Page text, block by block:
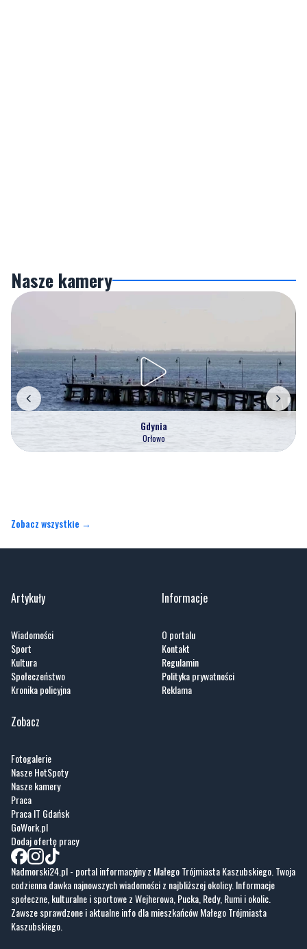
Nasze kamery
Gdynia
Orłowo
Zobacz wszystkie →
Artykuły
Wiadomości
Sport
Kultura
Społeczeństwo
Kronika policyjna
Informacje
O portalu
Kontakt
Regulamin
Polityka prywatności
Reklama
Zobacz
Fotogalerie
Nasze HotSpoty
Nasze kamery
Praca
Praca IT Gdańsk
GoWork.pl
Dodaj ofertę pracy
Nadmorski24.pl - portal informacyjny z Małego Trójmiasta Kaszubskiego. Twoja
codzienna dawka najnowszych wiadomości z najbliższej okolicy. Informacje
społeczne, kulturalne i sportowe z Wejherowa, Pucka, Redy, Rumi i okolic.
Zawsze sprawdzone i aktualne info dla mieszkańców Małego Trójmiasta
Kaszubskiego.